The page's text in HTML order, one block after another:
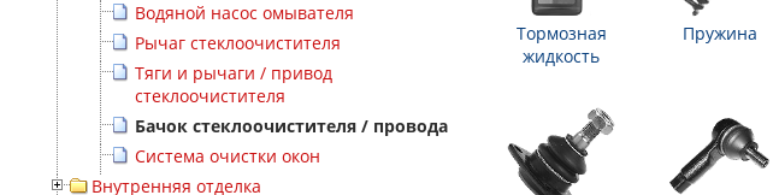
Водяной насос омывателя
Рычаг стеклоочистителя
Тяги и рычаги / привод
стеклоочистителя
Бачок стеклоочистителя / провода
Система очистки окон
Внутренняя отделка
Тормозная
жидкость
Пружина